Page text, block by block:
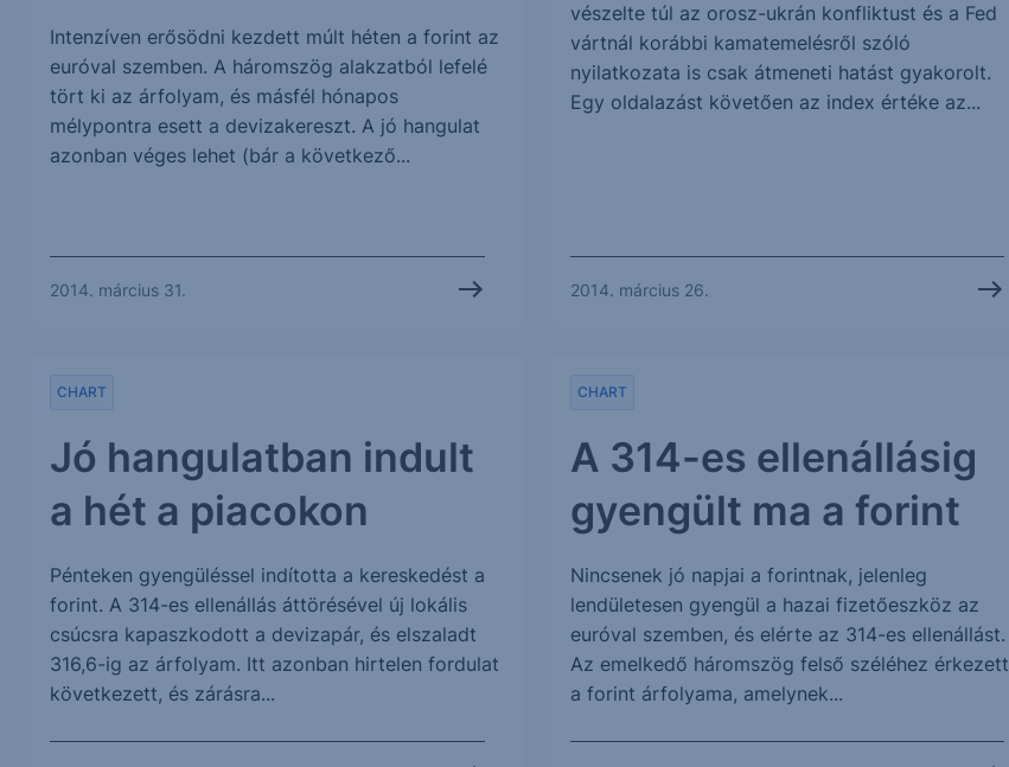
Intenzíven erősödni kezdett múlt héten a forint az
euróval szemben. A háromszög alakzatból lefelé
tört ki az árfolyam, és másfél hónapos
mélypontra esett a devizakereszt. A jó hangulat
azonban véges lehet (bár a következő...
2014. március 31.
vészelte túl az orosz-ukrán konfliktust és a Fed
vártnál korábbi kamatemelésről szóló
nyilatkozata is csak átmeneti hatást gyakorolt.
Egy oldalazást követően az index értéke az...
2014. március 26.
Jó hangulatban indult
a hét a piacokon
CHART
Pénteken gyengüléssel indította a kereskedést a
forint. A 314-es ellenállás áttörésével új lokális
csúcsra kapaszkodott a devizapár, és elszaladt
316,6-ig az árfolyam. Itt azonban hirtelen fordulat
következett, és zárásra...
A 314-es ellenállásig
gyengült ma a forint
CHART
Nincsenek jó napjai a forintnak, jelenleg
lendületesen gyengül a hazai fizetőeszköz az
euróval szemben, és elérte az 314-es ellenállást.
Az emelkedő háromszög felső széléhez érkezett
a forint árfolyama, amelynek...